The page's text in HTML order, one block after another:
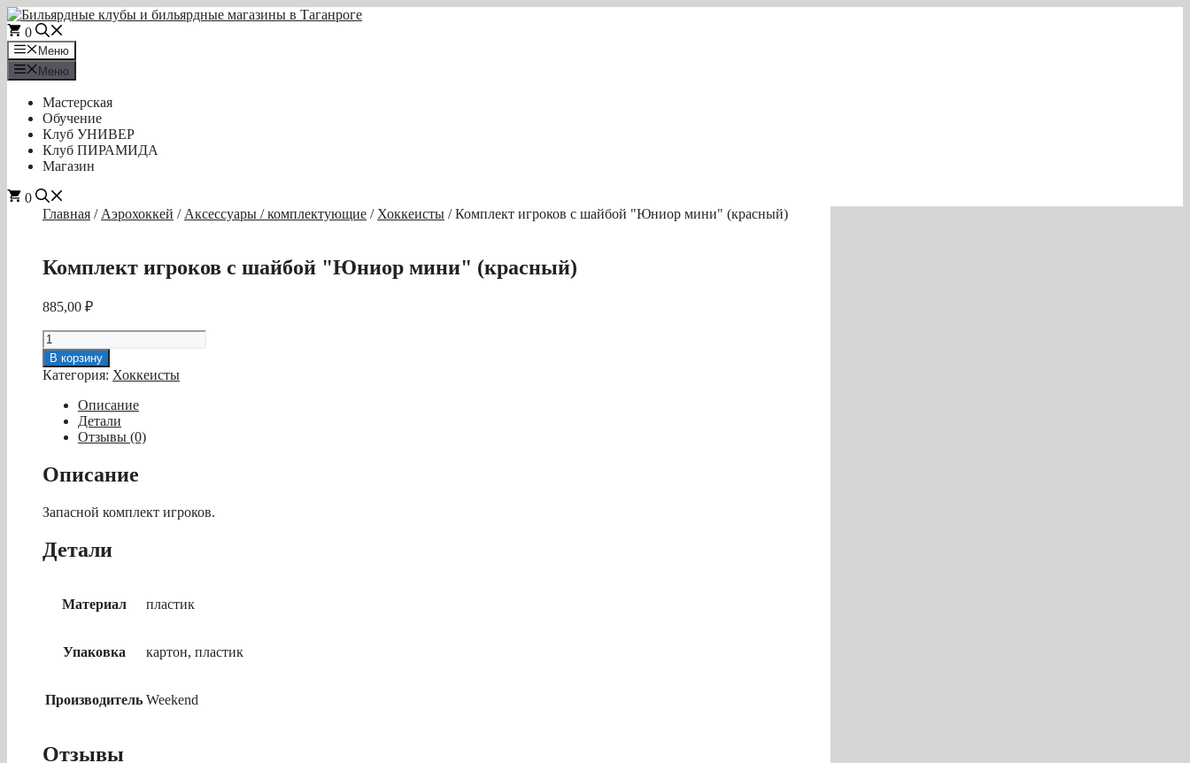
Перейти
к
содержимому
0
Меню
Меню
Мастерская
Обучение
Клуб УНИВЕР
Клуб ПИРАМИДА
Магазин
0
Главная / Аэрохоккей / Аксессуары / комплектующие / Хоккеисты / Комплект игроков с шайбой "Юниор мини" (красный)
Комплект игроков с шайбой "Юниор мини" (красный)
885,00 ₽
Количество
товара
Комплект
игроков
шайбой
"Юниор
(красный)
В корзину
Категория: Хоккеисты
Описание
Детали
Отзывы (0)
Описание
Запасной комплект игроков.
Детали
Материал пластик
Упаковка картон, пластик
Производитель Weekend
Отзывы